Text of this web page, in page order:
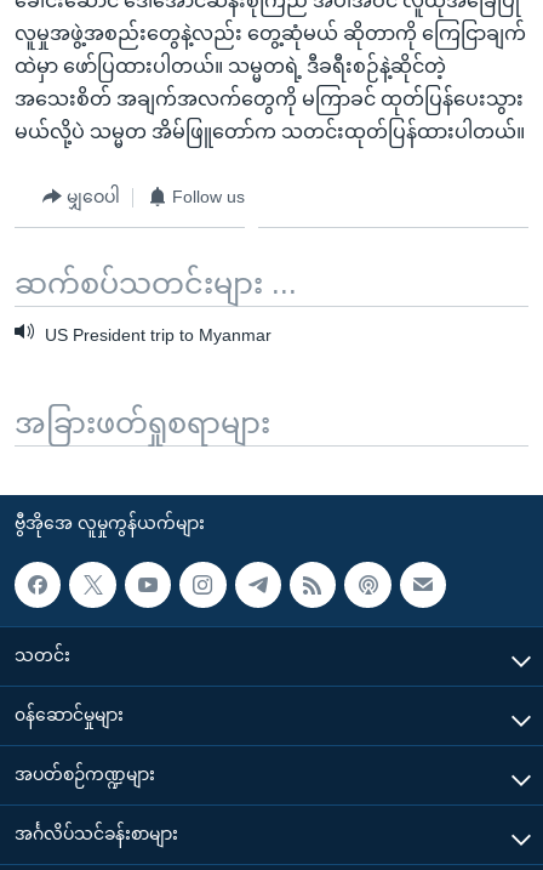
လူမှုအဖွဲ့အစည်းတွေနဲ့လည်း တွေ့ဆုံမယ် ဆိုတာကို ကြေငြာချက်
ထဲမှာ ဖော်ပြထားပါတယ်။ သမ္မတရဲ့ ဒီခရီးစဉ်နဲ့ဆိုင်တဲ့
အသေးစိတ် အချက်အလက်တွေကို မကြာခင် ထုတ်ပြန်ပေးသွား
မယ်လို့ပဲ သမ္မတ အိမ်ဖြူတော်က သတင်းထုတ်ပြန်ထားပါတယ်။
မျှဝေပါ Follow us
ဆက်စပ်သတင်းများ ...
US President trip to Myanmar
အခြားဖတ်ရှုစရာများ
ဗွီအိုအေ လူမှုကွန်ယက်များ
သတင်း
၀န်ဆောင်မှုများ
အပတ်စဉ်ကဏ္ဍများ
အင်္ဂလိပ်သင်ခန်းစာများ